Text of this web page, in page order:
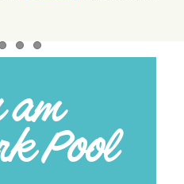
1
Item 2Item 3Item 4
Pool